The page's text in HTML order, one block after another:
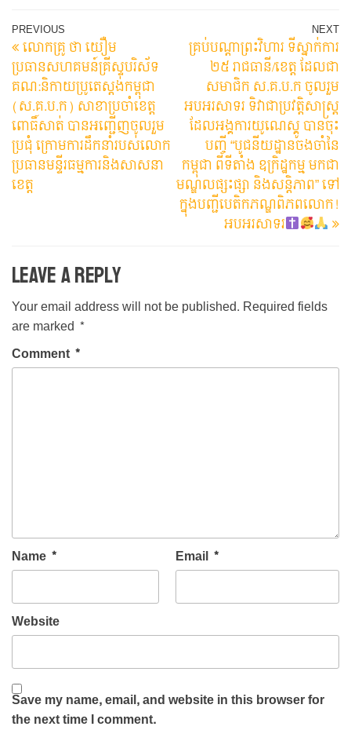
Post
navigation
Previous
Post
PREVIOUS
លោកគ្រូ​ ថា​ យឿម​
ប្រធានសហគមន៍គ្រីស្ទបរិស័ទ
គណ:និកាយប្រូតេស្តង់កម្ពុជា​
(ស.គ.ប.ក)​ សាខាប្រចាំខេត្ត
ពោធិ៍សាត់​ បានអញ្ជេីញចូលរួម
ប្រជុំ​ ក្រោមការដឹកនាំរបស់លោក
ប្រធានមន្ទីរធម្មការនិងសាសនា
ខេត្ត
NEXT
គ្រប់បណ្តាព្រះវិហារ​ ទីស្នាក់ការ​
២៥ រាជធានី/ខេត្ត​ ដែលជា
សមាជិក​ ស.គ.ប.ក​ ចូលរួម
អបអរសាទរ ទិវាជាប្រវត្តិសាស្ត្រ
ដែលអង្គការយូណេស្គូ បានចុះ
បញ្ចី “បូជនីយដ្ឋានចងចាំនៃ
កម្ពុជា ពីទីតាំង ឧក្រិដ្ឋកម្ម មកជា
មណ្ឌលផ្សះផ្សា និងសន្តិភាព” ទៅ
ក្នុងបញ្ជីបេតិកភណ្ឌពិភពលោក!
អបអរសាទរ
Leave a Reply
Your email address will not be published. Required fields
are marked *
Comment *
Name * Email *
Website
Save my name, email, and website in this browser for
the next time I comment.